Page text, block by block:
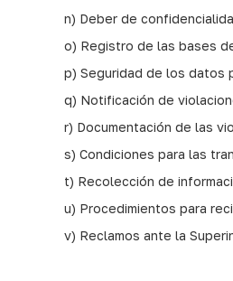
n) Deber de
o) Registro de las bases
p) Seguridad de los datos
q) Notificación de
r) Documentación de las
s) Condiciones para las
t) Recolección de
u) Procedimientos para
v) Reclamos ante la